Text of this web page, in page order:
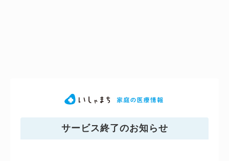
サービス終了のお知らせ